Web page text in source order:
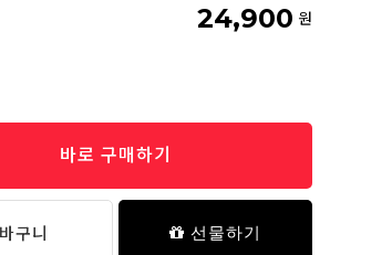
24,900 원
바로 구매하기
구니 선물하기